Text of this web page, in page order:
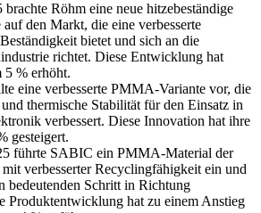
brachte Röhm eine neue hitzebeständige
den Markt, die eine verbesserte
bietet und sich an die
richtet. Diese Entwicklung hat
5 % erhöht.
eine verbesserte PMMA-Variante vor, die
thermische Stabilität für den Einsatz in
verbessert. Diese Innovation hat ihre
gesteigert.
führte SABIC ein PMMA-Material der
verbesserter Recyclingfähigkeit ein und
bedeutenden Schritt in Richtung
Produktentwicklung hat zu einem Anstieg